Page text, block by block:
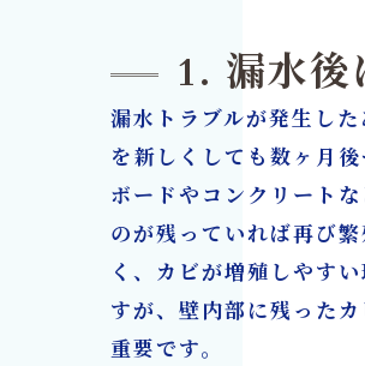
1. 漏水後
漏水トラブルが発生し
を新しくしても数ヶ月
ボードやコンクリート
のが残っていれば再び
く、カビが増殖しやす
すが、壁内部に残った
重要です。